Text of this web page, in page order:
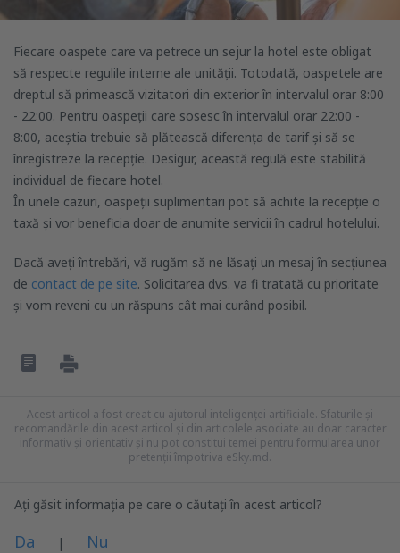
Fiecare oaspete care va petrece un sejur la hotel este obligat
să respecte regulile interne ale unității. Totodată, oaspetele are
dreptul să primească vizitatori din exterior în intervalul orar 8:00
- 22:00. Pentru oaspeții care sosesc în intervalul orar 22:00 -
8:00, aceștia trebuie să plătească diferența de tarif și să se
înregistreze la recepție. Desigur, această regulă este stabilită
individual de fiecare hotel.
În unele cazuri, oaspeții suplimentari pot să achite la recepție o
taxă și vor beneficia doar de anumite servicii în cadrul hotelului.
Dacă aveți întrebări, vă rugăm să ne lăsați un mesaj în secțiunea
de contact de pe site. Solicitarea dvs. va fi tratată cu prioritate
și vom reveni cu un răspuns cât mai curând posibil.
Acest articol a fost creat cu ajutorul inteligenței artificiale. Sfaturile și
recomandările din acest articol și din articolele asociate au doar caracter
informativ și orientativ și nu pot constitui temei pentru formularea unor
pretenții împotriva eSky.md.
Ați găsit informația pe care o căutați în acest articol?
Da | Nu